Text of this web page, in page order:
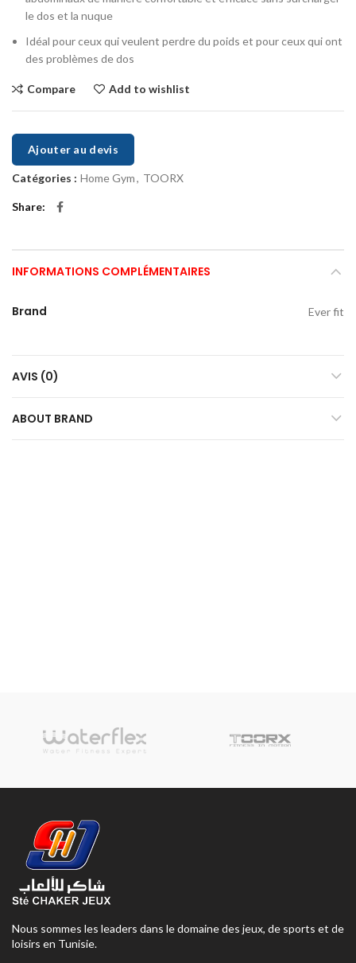
le dos et la nuque
Idéal pour ceux qui veulent perdre du poids et pour ceux qui ont
des problèmes de dos
Compare Add to wishlist
Ajouter au devis
Catégories : Home Gym, TOORX
Share
INFORMATIONS COMPLÉMENTAIRES
Brand Ever fit
AVIS (0)
ABOUT BRAND
Nous sommes les leaders dans le domaine des jeux, de sports et de
loisirs en Tunisie.